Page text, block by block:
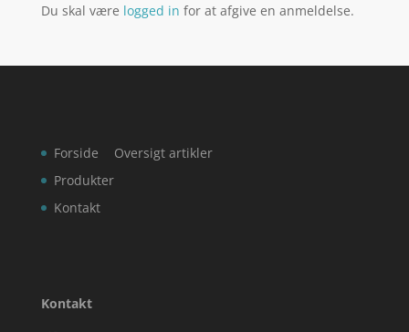
Du skal være logged in for at afgive en anmeldelse.
Forside
Produkter
Kontakt
Oversigt artikler
Kontakt